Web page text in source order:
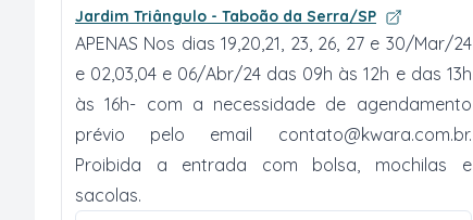
Jardim Triângulo - Taboão da Serra/SP
APENAS Nos dias 19,20,21, 23, 26, 27 e 30/Mar/24
e 02,03,04 e 06/Abr/24 das 09h às 12h e das 13h
às 16h- com a necessidade de agendamento
prévio pelo email contato@kwara.com.br.
Proibida a entrada com bolsa, mochilas e
sacolas.